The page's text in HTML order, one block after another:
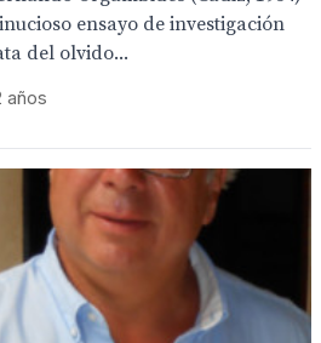
ensayo de investigación
del olvido...
años